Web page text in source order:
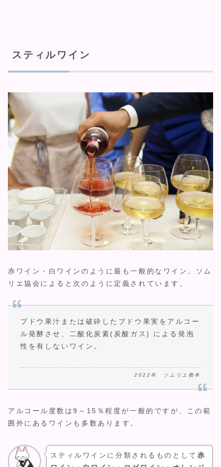
スティルワイン
赤ワイン・白ワインのように最も一般的なワイン。ソム
リエ協会によると次のように定義されています。
ブドウ果汁または破砕したブドウ果実をアルコー
ル発酵させ、二酸化炭素(炭酸ガス) による発泡
性を有しないワイン。
2022年 ソムリエ教本
アルコール度数は9～15％程度が一般的ですが、この範
囲外にあるワインも多数あります。
スティルワインに分類されるものとして 赤